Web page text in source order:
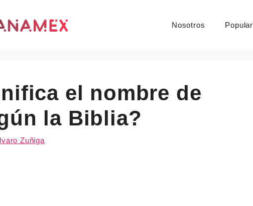
Nosotros Popular
el nombre de
la Biblia?
Zuñiga